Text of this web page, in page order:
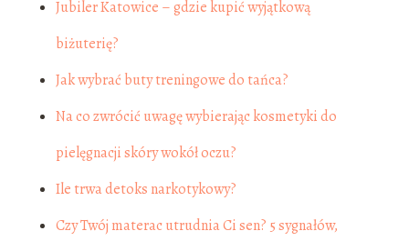
Jubiler Katowice – gdzie kupić wyjątkową
biżuterię?
Jak wybrać buty treningowe do tańca?
Na co zwrócić uwagę wybierając kosmetyki do
pielęgnacji skóry wokół oczu?
Ile trwa detoks narkotykowy?
Czy Twój materac utrudnia Ci sen? 5 sygnałów,